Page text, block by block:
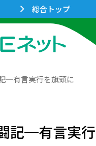
総合トップ
─有言実行を旗頭に
記─有言実